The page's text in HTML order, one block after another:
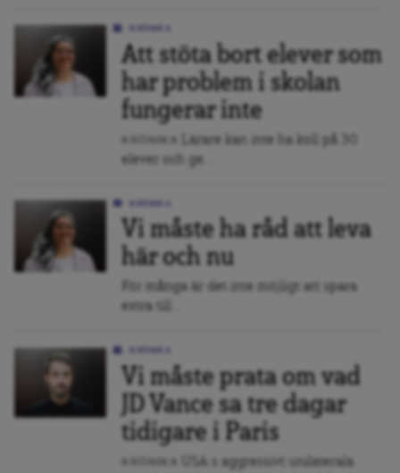
Att stöta bort elever som
har problem i skolan
fungerar inte
Lärare kan inte ha koll på 30
elever och ge...
Vi måste ha råd att leva
här och nu
För många är det inte möjligt att spara
extra till...
Vi måste prata om vad
JD Vance sa tre dagar
tidigare i Paris
USA:s aggressivt unilaterala